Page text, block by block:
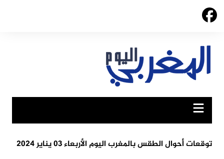
Skip
توقعات أحوال الطقس بالمغرب اليوم الأربعاء 03 يناير 2024